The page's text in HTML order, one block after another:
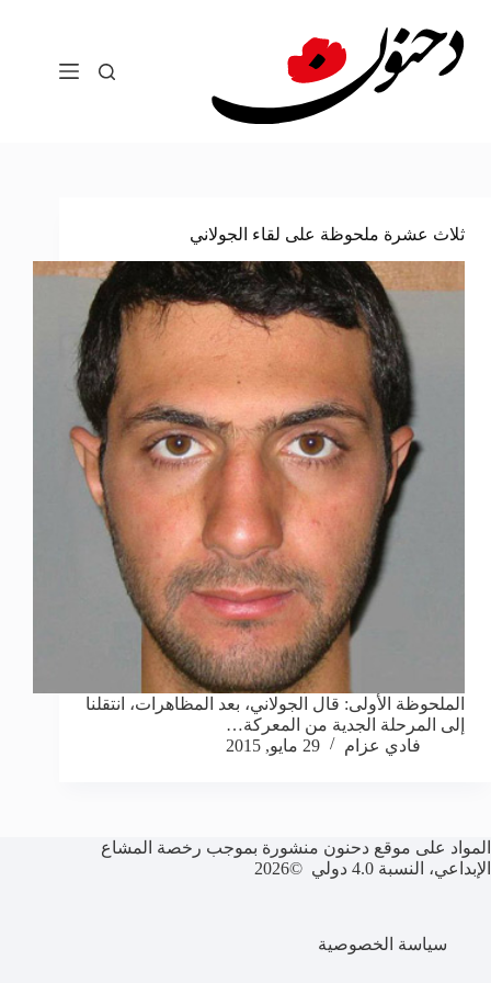
المحتوى
ثلاث عشرة ملحوظة على لقاء الجولاني
الملحوظة الأولى: قال الجولاني، بعد المظاهرات، انتقلنا
إلى المرحلة الجدية من المعركة…
فادي عزام
29 مايو, 2015
المواد على موقع دحنون منشورة بموجب رخصة المشاع
الإبداعي، النسبة 4.0 دولي ©2026
سياسة الخصوصية